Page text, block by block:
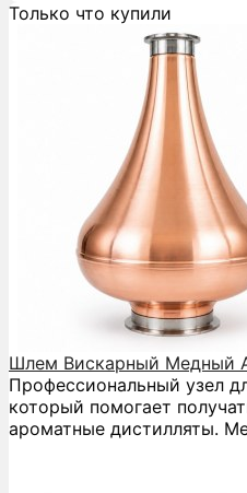
Только что купили
Шлем Вискарный Медный
Профессиональный узел
который помогает
ароматные дистилляты.